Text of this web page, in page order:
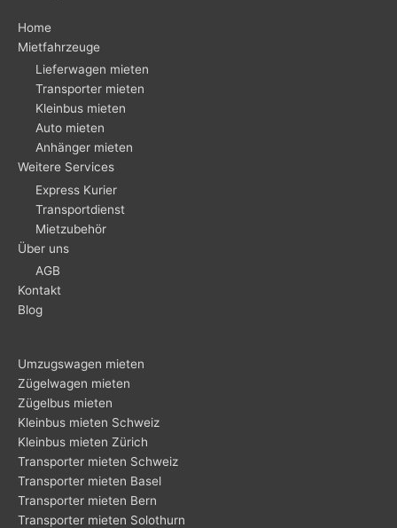
Home
Mietfahrzeuge
Lieferwagen mieten
Transporter mieten
Kleinbus mieten
Auto mieten
Anhänger mieten
Weitere Services
Express Kurier
Transportdienst
Mietzubehör
Über uns
AGB
Kontakt
Blog
Umzugswagen mieten
Zügelwagen mieten
Zügelbus mieten
Kleinbus mieten Schweiz
Kleinbus mieten Zürich
Transporter mieten Schweiz
Transporter mieten Basel
Transporter mieten Bern
Transporter mieten Solothurn